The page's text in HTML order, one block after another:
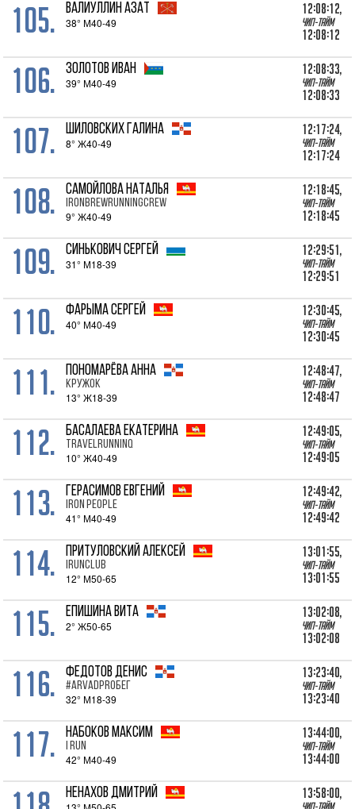
105. ВАЛИУЛЛИН Азат
38° М40-49
12:08:12,
Чип-тайм
12:08:12
106. ЗОЛОТОВ Иван
39° М40-49
12:08:33,
Чип-тайм
12:08:33
107. ШИЛОВСКИХ Галина
8° Ж40-49
12:17:24,
Чип-тайм
12:17:24
108. САМОЙЛОВА Наталья
IronBrewRunningCrew
9° Ж40-49
12:18:45,
Чип-тайм
12:18:45
109. СИНЬКОВИЧ Сергей
31° М18-39
12:29:51,
Чип-тайм
12:29:51
110. ФАРЫМА Сергей
40° М40-49
12:30:45,
Чип-тайм
12:30:45
111. ПОНОМАРЁВА Анна
Кружок
13° Ж18-39
12:48:47,
Чип-тайм
12:48:47
112. БАСАЛАЕВА Екатерина
TravelRunninq
10° Ж40-49
12:49:05,
Чип-тайм
12:49:05
113. ГЕРАСИМОВ Евгений
IRON PEOPLE
41° М40-49
12:49:42,
Чип-тайм
12:49:42
114. ПРИТУЛОВСКИЙ Алексей
IRunClub
12° М50-65
13:01:55,
Чип-тайм
13:01:55
115. ЕПИШИНА Вита
2° Ж50-65
13:02:08,
Чип-тайм
13:02:08
116. ФЕДОТОВ Денис
#ArvadPROбег
32° М18-39
13:23:40,
Чип-тайм
13:23:40
117. НАБОКОВ Максим
I RUN
42° М40-49
13:44:00,
Чип-тайм
13:44:00
НЕНАХОВ Дмитрий 13:58:00,